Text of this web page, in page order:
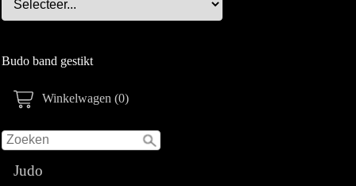
Winkelwagen (0)
Judo
Budo band gestikt